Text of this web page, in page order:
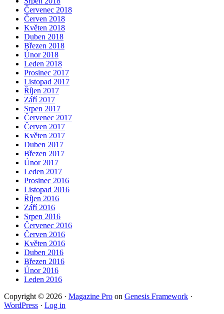
Červenec 2018
Červen 2018
Květen 2018
Duben 2018
Březen 2018
Únor 2018
Leden 2018
Prosinec 2017
Listopad 2017
Říjen 2017
Září 2017
Srpen 2017
Červenec 2017
Červen 2017
Květen 2017
Duben 2017
Březen 2017
Únor 2017
Leden 2017
Prosinec 2016
Listopad 2016
Říjen 2016
Září 2016
Srpen 2016
Červenec 2016
Červen 2016
Květen 2016
Duben 2016
Březen 2016
Únor 2016
Leden 2016
Copyright © 2026 · Magazine Pro on Genesis Framework ·
WordPress · Log in